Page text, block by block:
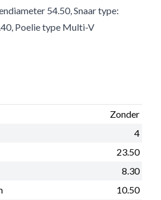
54.50, Snaar type:
Poelie type Multi-V
Zonder
4
23.50
8.30
10.50